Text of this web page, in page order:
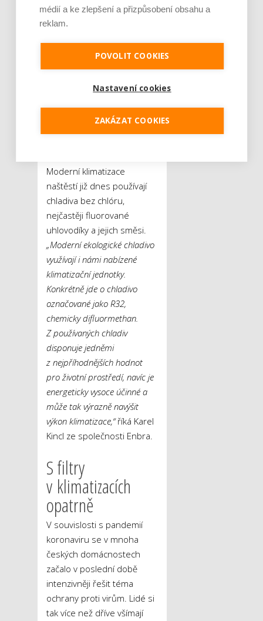
i ledniček a mrazniček, je
proto nutné chladivo pečlivě
popisuje David
Společnost Enbra jako
první v Česku zavádí pro
své zaměstnance
Moderní klimatizace
naštěstí již dnes používají
chladiva bez chlóru,
nejčastěji fluorované
uhlovodíky a jejich směsi.
„Moderní ekologické chladivo
využívají i námi nabízené
klimatizační jednotky.
Konkrétně jde o chladivo
označované jako R32,
chemicky difluormethan.
Z používaných chladiv
disponuje jedněmi
z nejpříhodnějších hodnot
pro životní prostředí, navíc je
energeticky vysoce účinné a
může tak výrazně navýšit
výkon klimatizace,“říká Karel
Kincl ze společnosti Enbra.
S filtry
v klimatizacích
opatrně
V souvislosti s pandemií
koronaviru se v mnoha
českých domácnostech
začalo v poslední době
intenzivněji řešit téma
ochrany proti virům. Lidé si
tak více než dříve všímají
médií a ke zlepšení a přizpůsobení obsahu a
reklam.
POVOLIT COOKIES
Nastavení cookies
ZAKÁZAT COOKIES